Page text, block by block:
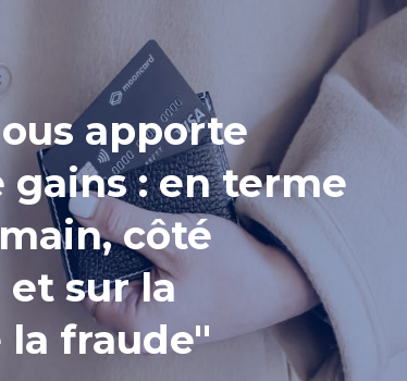
apporte
gains : en terme
côté
sur la
fraude"